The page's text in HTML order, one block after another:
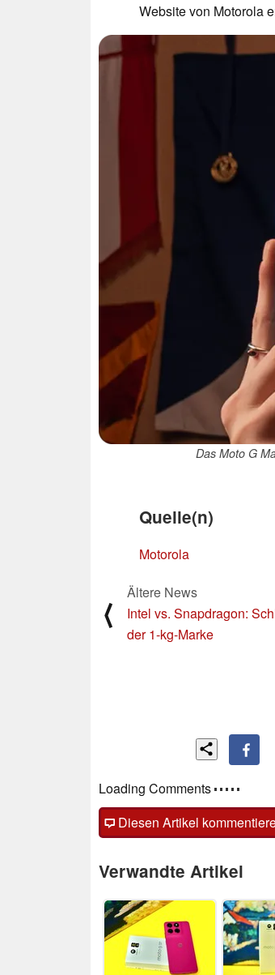
Website von Motorola
Das Moto G
Quelle(n)
Motorola
⟨
Ältere News
Intel vs. Snapdragon:
der 1-kg-Marke
Kommentare
Fragen, Anregungen,
(auch ohne Anmeldung
Diesen Artikel
Verwandte Artikel